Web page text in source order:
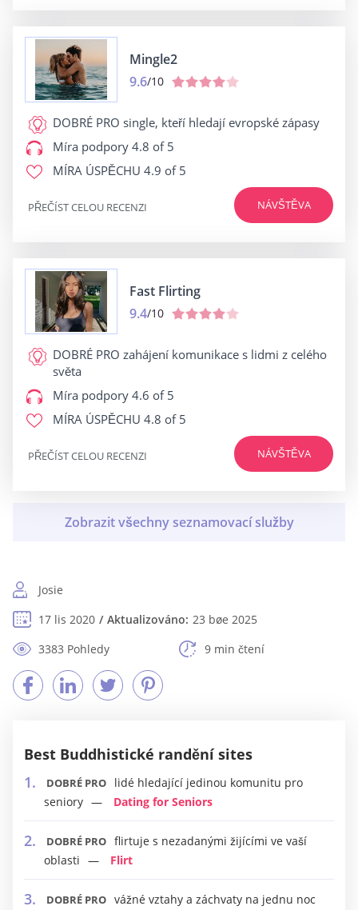
Mingle2
9.6/10
DOBRÉ PRO single, kteří hledají evropské zápasy
Míra podpory 4.8 of 5
MÍRA ÚSPĚCHU 4.9 of 5
NÁVŠTĚVA
PŘEČÍST CELOU RECENZI
Fast Flirting
9.4/10
DOBRÉ PRO zahájení komunikace s lidmi z celého
světa
Míra podpory 4.6 of 5
MÍRA ÚSPĚCHU 4.8 of 5
NÁVŠTĚVA
PŘEČÍST CELOU RECENZI
Josie
17 lis 2020
Aktualizováno: 23 bøe 2025
3383 Pohledy
9 min čtení
Best Buddhistické randění sites
DOBRÉ PRO
lidé hledající jedinou komunitu pro
seniory
Dating for Seniors
DOBRÉ PRO flirtuje s nezadanými žijícími ve vaší
oblasti
Flirt
DOBRÉ PRO vážné vztahy a záchvaty na jednu noc